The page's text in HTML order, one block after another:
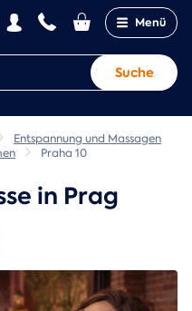
Menü
Suche
Entspannung und Massagen
Praha 10
in Prag